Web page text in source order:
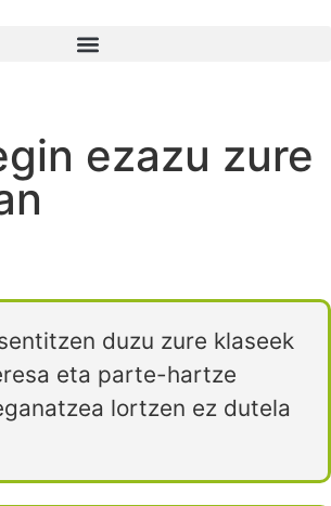
ezazu zure
duzu zure klaseek
eta parte-hartze
lortzen ez dutela